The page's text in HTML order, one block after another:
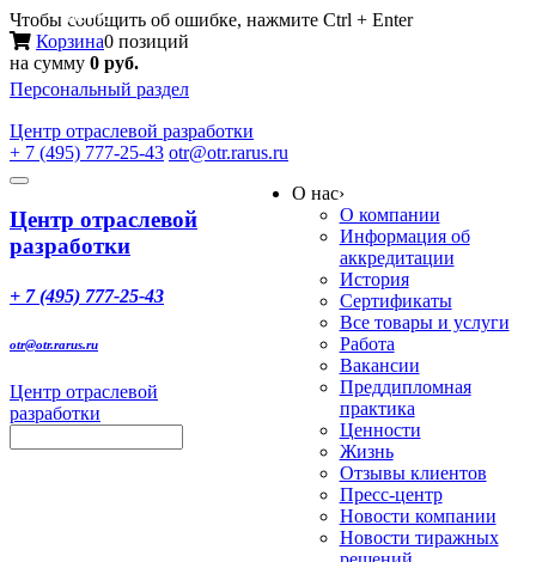
Чтобы сообщить об ошибке, нажмите Ctrl + Enter
Корзина0 позиций
на сумму 0 руб.
Персональный раздел
Центр отраслевой разработки
+ 7 (495) 777-25-43 otr@otr.rarus.ru
Toggle
Меню
Центр отраслевой
разработки
+ 7 (495) 777-25-43
otr@otr.rarus.ru
Центр отраслевой
разработки
О нас›
О компании
Информация об
аккредитации
История
Сертификаты
Все товары и услуги
Работа
Вакансии
Преддипломная
практика
Ценности
Жизнь
Отзывы клиентов
Пресс-центр
Новости компании
Новости тиражных